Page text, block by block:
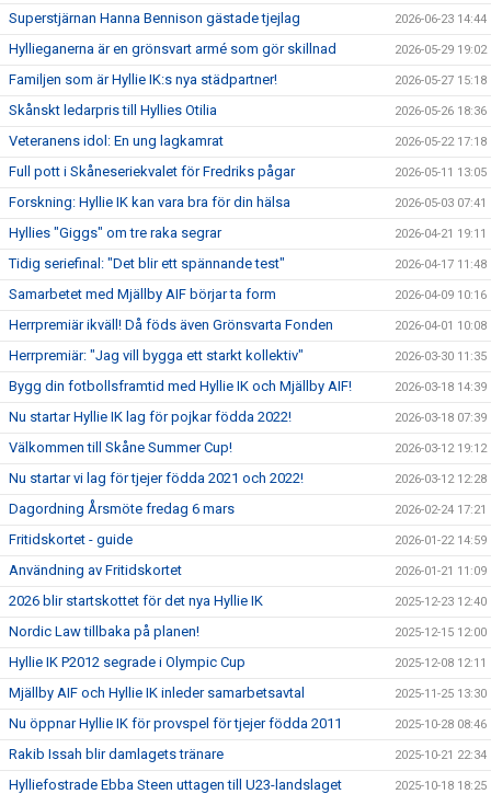
Superstjärnan Hanna Bennison gästade tjejlag 2026-06-23 14:44
Hyllieganerna är en grönsvart armé som gör skillnad 2026-05-29 19:02
Familjen som är Hyllie IK:s nya städpartner! 2026-05-27 15:18
Skånskt ledarpris till Hyllies Otilia 2026-05-26 18:36
Veteranens idol: En ung lagkamrat 2026-05-22 17:18
Full pott i Skåneseriekvalet för Fredriks pågar 2026-05-11 13:05
Forskning: Hyllie IK kan vara bra för din hälsa 2026-05-03 07:41
Hyllies "Giggs" om tre raka segrar 2026-04-21 19:11
Tidig seriefinal: "Det blir ett spännande test" 2026-04-17 11:48
Samarbetet med Mjällby AIF börjar ta form 2026-04-09 10:16
Herrpremiär ikväll! Då föds även Grönsvarta Fonden 2026-04-01 10:08
Herrpremiär: "Jag vill bygga ett starkt kollektiv" 2026-03-30 11:35
Bygg din fotbollsframtid med Hyllie IK och Mjällby AIF! 2026-03-18 14:39
Nu startar Hyllie IK lag för pojkar födda 2022! 2026-03-18 07:39
Välkommen till Skåne Summer Cup! 2026-03-12 19:12
Nu startar vi lag för tjejer födda 2021 och 2022! 2026-03-12 12:28
Dagordning Årsmöte fredag 6 mars 2026-02-24 17:21
Fritidskortet - guide 2026-01-22 14:59
Användning av Fritidskortet 2026-01-21 11:09
2026 blir startskottet för det nya Hyllie IK 2025-12-23 12:40
Nordic Law tillbaka på planen! 2025-12-15 12:00
Hyllie IK P2012 segrade i Olympic Cup 2025-12-08 12:11
Mjällby AIF och Hyllie IK inleder samarbetsavtal 2025-11-25 13:30
Nu öppnar Hyllie IK för provspel för tjejer födda 2011 2025-10-28 08:46
Rakib Issah blir damlagets tränare 2025-10-21 22:34
Hylliefostrade Ebba Steen uttagen till U23-landslaget 2025-10-18 18:25